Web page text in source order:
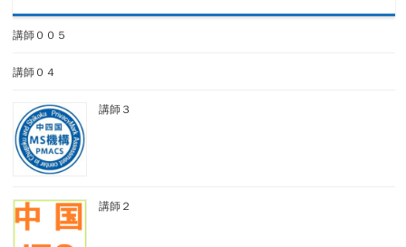
講師００５
講師０４
講師３
講師２